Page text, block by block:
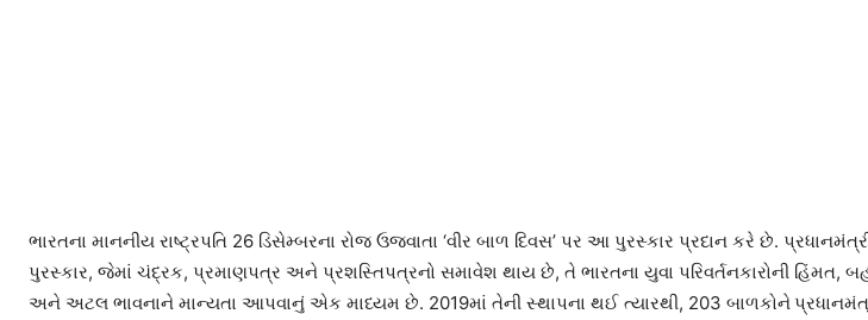
ભારતના માનનીય રાષ્ટ્રપતિ 26 ડિસેમ્બરના રોજ ઉજવાતા ‘વીર બાળ દિવસ’ પર આ પુરસ્કાર પ્રદાન કરે છે.
પુરસ્કાર, જેમાં ચંદ્રક, પ્રમાણપત્ર અને પ્રશસ્તિપત્રનો સમાવેશ થાય છે, તે ભારતના યુવા પરિવર્તનકારોની હિંમત,
અને અટલ ભાવનાને માન્યતા આપવાનું એક માધ્યમ છે. 2019માં તેની સ્થાપના થઈ ત્યારથી, 203 બાળકોને